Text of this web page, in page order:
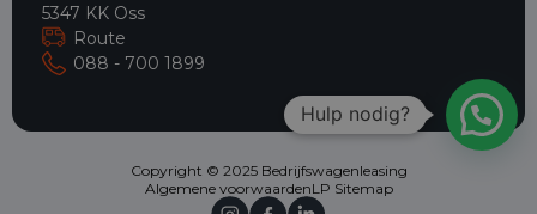
5347 KK Oss
Route
088 - 700 1899
Copyright © 2025 Bedrijfswagenleasing
Algemene voorwaardenLP Sitemap
Hulp nodig?